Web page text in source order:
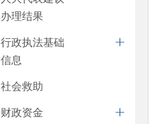
办理结果
行政执法基础
信息
社会救助
财政资金